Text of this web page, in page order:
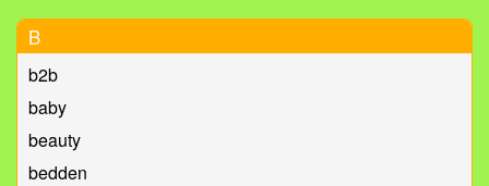
B
b2b
baby
beauty
bedden